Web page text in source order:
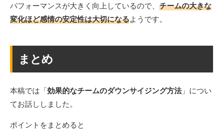
パフォーマンスが大きく向上しているので、 チームの大きな
変化ほど感情の安定性は大切になるようです。
まとめ
本稿では「効果的なチームのダウンサイジング方法」につい
てお話ししました。
ポイントをまとめると